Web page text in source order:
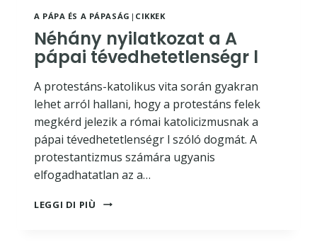
A PÁPA ÉS A PÁPASÁG | CIKKEK
Néhány nyilatkozat a A
pápai tévedhetetlenségr l
A protestáns-katolikus vita során gyakran
lehet arról hallani, hogy a protestáns felek
megkérd jelezik a római katolicizmusnak a
pápai tévedhetetlenségr l szóló dogmát. A
protestantizmus számára ugyanis
elfogadhatatlan az a…
LEGGI DI PIÙ
NÉHÁNY